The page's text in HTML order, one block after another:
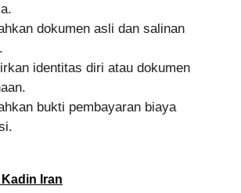
dokumen asli dan salinan
identitas diri atau dokumen
bukti pembayaran biaya
Iran